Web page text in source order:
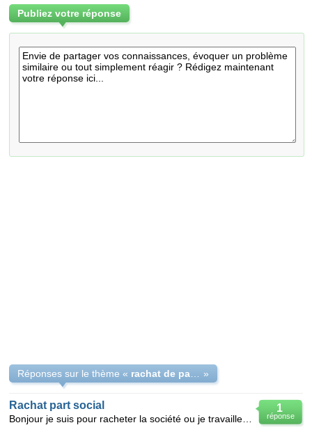
Publiez votre réponse
Réponses sur le thème « »
1
réponse
Rachat part social